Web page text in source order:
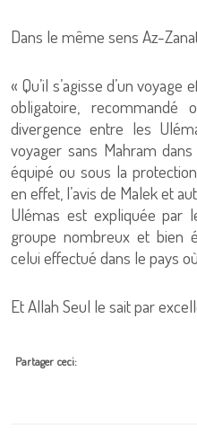
Dans le même sens Az-
« Qu’il s’agisse d’un
obligatoire,
divergence entre les
voyager sans Mahram
équipé ou sous la
en effet, l’avis de Malek et
Ulémas est expliquée par
groupe nombreux et bien
celui effectué dans le pays
Et Allah Seul le sait par
Partager ceci: